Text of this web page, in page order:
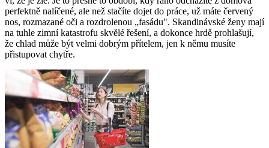
perfektně nalíčené, ale než stačíte dojet do práce, už máte červený
nos, rozmazané oči a rozdrolenou „fasádu". Skandinávské ženy mají
na tuhle zimní katastrofu skvělé řešení, a dokonce hrdě prohlašují,
že chlad může být velmi dobrým přítelem, jen k němu musíte
přistupovat chytře.